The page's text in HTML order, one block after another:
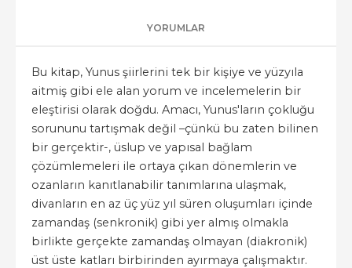
YORUMLAR
Bu kitap, Yunus şiirlerini tek bir kişiye ve yüzyıla
aitmiş gibi ele alan yorum ve incelemelerin bir
eleştirisi olarak doğdu. Amacı, Yunus'ların çokluğu
sorununu tartışmak değil –çünkü bu zaten bilinen
bir gerçektir-, üslup ve yapısal bağlam
çözümlemeleri ile ortaya çıkan dönemlerin ve
ozanların kanıtlanabilir tanımlarına ulaşmak,
divanların en az üç yüz yıl süren oluşumları içinde
zamandaş (senkronik) gibi yer almış olmakla
birlikte gerçekte zamandaş olmayan (diakronik)
üst üste katları birbirinden ayırmaya çalışmaktır.